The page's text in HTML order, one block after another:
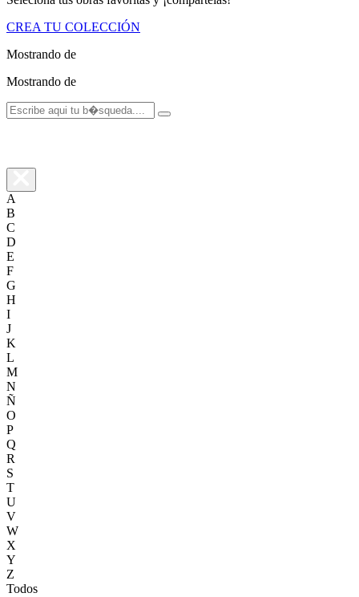
CREA TU COLECCIÓN
Mostrando de
Mostrando de
A
B
C
D
E
F
G
H
I
J
K
L
M
N
Ñ
O
P
Q
R
S
T
U
V
W
X
Y
Z
Todos